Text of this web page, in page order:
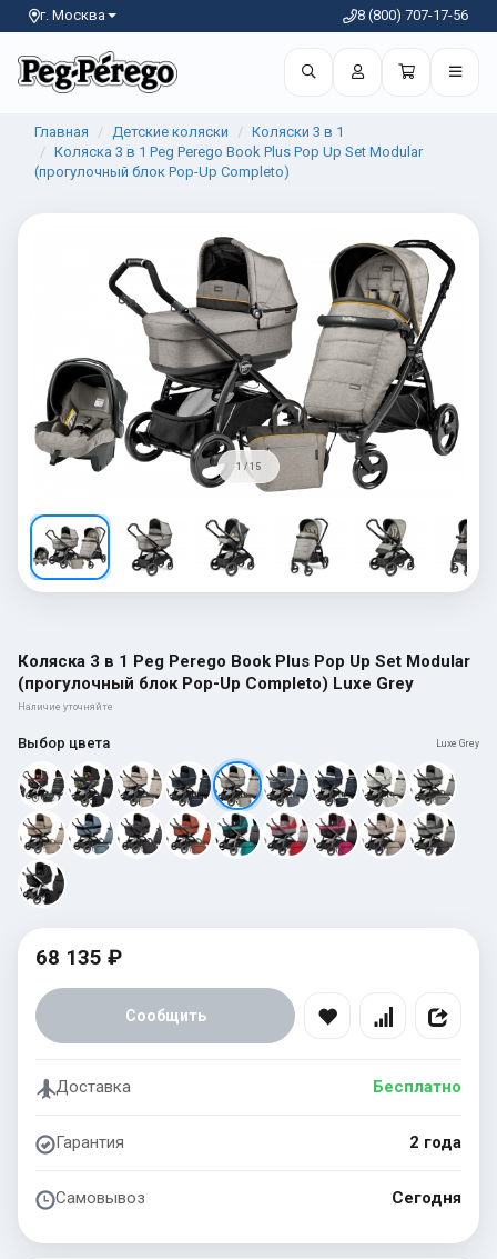
г. Москва 8 (800) 707-17-56
Главная Детские коляски
Коляски 3 в 1
Коляска 3 в 1 Peg Perego Book Plus Pop Up Set Modular
(прогулочный блок Pop-Up Completo)
1 / 15
Коляска 3 в 1 Peg Perego Book Plus Pop Up Set Modular
(прогулочный блок Pop-Up Completo) Luxe Grey
Наличие уточняйте
Выбор цвета Luxe Grey
68 135 ₽
Сообщить
Доставка Бесплатно
Гарантия 2 года
Самовывоз Сегодня